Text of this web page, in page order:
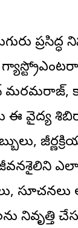
ఈ వైద్య
ఎలా
నివృత్తి